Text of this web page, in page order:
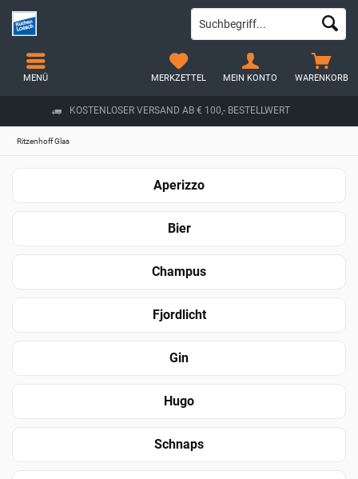
KOSTENLOSER VERSAND AB € 100,- BESTELLWERT
WARENKORB
MERKZETTEL MEIN KONTO
MENÜ
Ritzenhoff Glas
Aperizzo
Bier
Champus
Fjordlicht
Gin
Hugo
Schnaps